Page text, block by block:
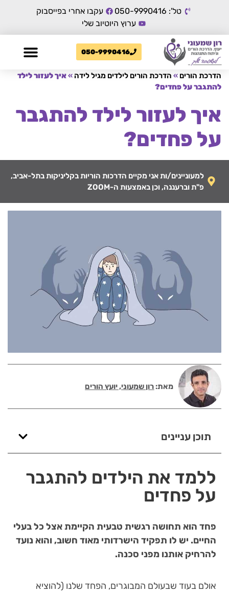
טל': 050-9990416
עקבו אחרי בפייסבוק
ערוץ היוטיוב שלי
050-9990416
הדרכת הורים » הדרכת הורים לילדים מגיל לידה »איך לעזור לילד
להתגבר על פחדים?
איך לעזור לילד להתגבר
על פחדים?
למעוניינים/ות אני מקיים הדרכות הוריות בקליניקות בתל-אביב,
פ"ת וברעננה, וכן באמצעות ה-ZOOM
מאת:רון שמעוני, יועץ הורים
תוכן עניינים
ללמד את הילדים להתגבר
על פחדים
פחד הוא תחושה רגשית טבעית הקיימת אצל כל בעלי
החיים. יש לו תפקיד הישרדותי מאוד חשוב, והוא נועד
להרחיק אותנו מפני סכנה.
אולם בעוד שבעולם המבוגרים, הפחד שלנו (להוציא